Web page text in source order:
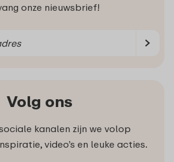
onze nieuwsbrief!
Volg ons
kanalen zijn we volop
video’s en leuke acties.